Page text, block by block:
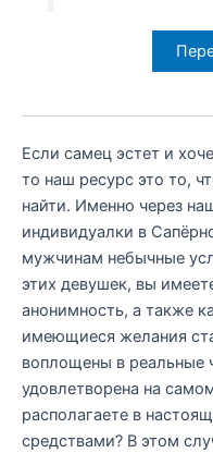
Если самец эстет и
то наш ресурс это то,
найти. Именно через
индивидуалки в
мужчинам небычные
этих девушек, вы
анонимность, а также
имеющиеся желания
воплощены в реальные
удовлетворена на
располагаете в
средствами? В этом